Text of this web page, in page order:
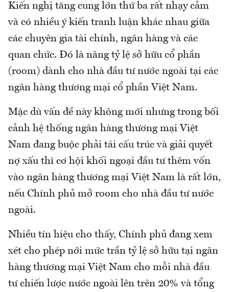
Kiến nghị tăng cung lớn thứ ba rất nhạy cảm
và có nhiều ý kiến tranh luận khác nhau giữa
các chuyên gia tài chính, ngân hàng và các
quan chức. Đó là nâng tỷ lệ sở hữu cổ phần
(room) dành cho nhà đầu tư nước ngoài tại các
ngân hàng thương mại cổ phần Việt Nam.
Mặc dù vấn đề này không mới nhưng trong bối
cảnh hệ thống ngân hàng thương mại Việt
Nam đang buộc phải tái cấu trúc và giải quyết
nợ xấu thì cơ hội khối ngoại đầu tư thêm vốn
vào ngân hàng thương mại Việt Nam là rất lớn,
nếu Chính phủ mở room cho nhà đầu tư nước
ngoài.
Nhiều tín hiệu cho thấy, Chính phủ đang xem
xét cho phép nới mức trần tỷ lệ sở hữu tại ngân
hàng thương mại Việt Nam cho mỗi nhà đầu
tư chiến lược nước ngoài lên trên 20% và tổng